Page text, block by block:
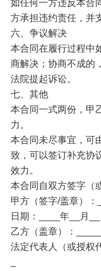
如任何一方违反本合
方承担违约责任，并
六、争议解决
本合同在履行过程中
商解决；协商不成的
法院提起诉讼。
七、其他
本合同一式两份，甲
力。
本合同未尽事宜，可
致，可以签订补充协
效力。
本合同自双方签字（
甲方（签字/盖章）：
日期：____年__月__
乙方（盖章）：
法定代表人（或授权